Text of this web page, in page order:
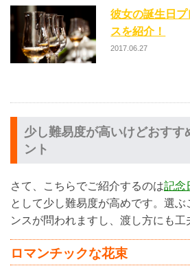
彼女の誕生日
スを紹介！
2017.06.27
少し難易度が高いけどおすす
ント
さて、こちらでご紹介するのは記念
として少し難易度が高めです。選
ンスが問われますし、渡し方にも工
ロマンチックな花束